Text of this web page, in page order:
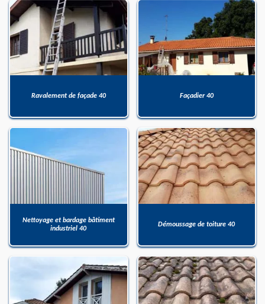
Ravalement de façade 40 Façadier 40
Nettoyage et bardage bâtiment
industriel 40
Démoussage de toiture 40